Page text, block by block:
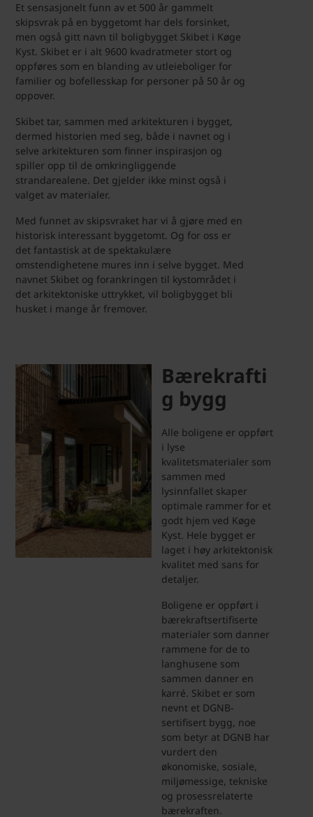
Et sensasjonelt funn av et 500 år gammelt
skipsvrak på en byggetomt har dels forsinket,
men også gitt navn til boligbygget Skibet i Køge
Kyst. Skibet er i alt 9600 kvadratmeter stort og
oppføres som en blanding av utleieboliger for
familier og bofellesskap for personer på 50 år og
oppover.
Skibet tar, sammen med arkitekturen i bygget,
dermed historien med seg, både i navnet og i
selve arkitekturen som finner inspirasjon og
spiller opp til de omkringliggende
strandarealene. Det gjelder ikke minst også i
valget av materialer.
Med funnet av skipsvraket har vi å gjøre med en
historisk interessant byggetomt. Og for oss er
det fantastisk at de spektakulære
omstendighetene mures inn i selve bygget. Med
navnet Skibet og forankringen til kystområdet i
det arkitektoniske uttrykket, vil boligbygget bli
husket i mange år fremover.
Bærekrafti
g bygg
Alle boligene er oppført
i lyse
kvalitetsmaterialer som
sammen med
lysinnfallet skaper
optimale rammer for et
godt hjem ved Køge
Kyst. Hele bygget er
laget i høy arkitektonisk
kvalitet med sans for
detaljer.
Boligene er oppført i
bærekraftsertifiserte
materialer som danner
rammene for de to
langhusene som
sammen danner en
karré. Skibet er som
nevnt et DGNB-
sertifisert bygg, noe
som betyr at DGNB har
vurdert den
økonomiske, sosiale,
miljømessige, tekniske
og prosessrelaterte
bærekraften.